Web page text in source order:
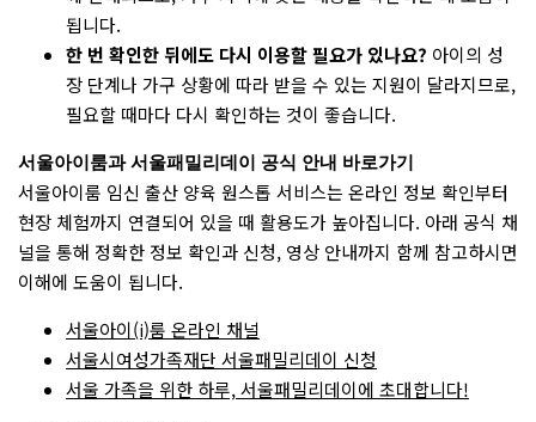
됩니다.
한 번 확인한 뒤에도 다시 이용할 필요가 있나요? 아이의 성
장 단계나 가구 상황에 따라 받을 수 있는 지원이 달라지므로,
필요할 때마다 다시 확인하는 것이 좋습니다.
서울아이룸과 서울패밀리데이 공식 안내 바로가기
서울아이룸 임신 출산 양육 원스톱 서비스는 온라인 정보 확인부터
현장 체험까지 연결되어 있을 때 활용도가 높아집니다. 아래 공식 채
널을 통해 정확한 정보 확인과 신청, 영상 안내까지 함께 참고하시면
이해에 도움이 됩니다.
서울아이(i)룸 온라인 채널
서울시여성가족재단 서울패밀리데이 신청
서울 가족을 위한 하루, 서울패밀리데이에 초대합니다!